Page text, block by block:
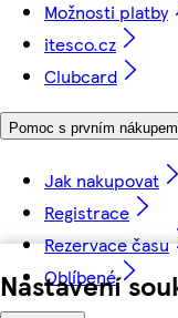
Nastavení
Možnosti platby
itesco.cz
Clubcard
Pomoc s prvním nákupem
Jak nakupovat
Registrace
Rezervace času
Oblíbené